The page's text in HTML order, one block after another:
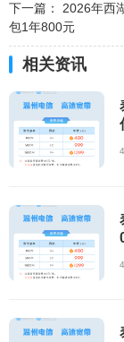
下一篇： 2026年西
包1年800元
相关资讯